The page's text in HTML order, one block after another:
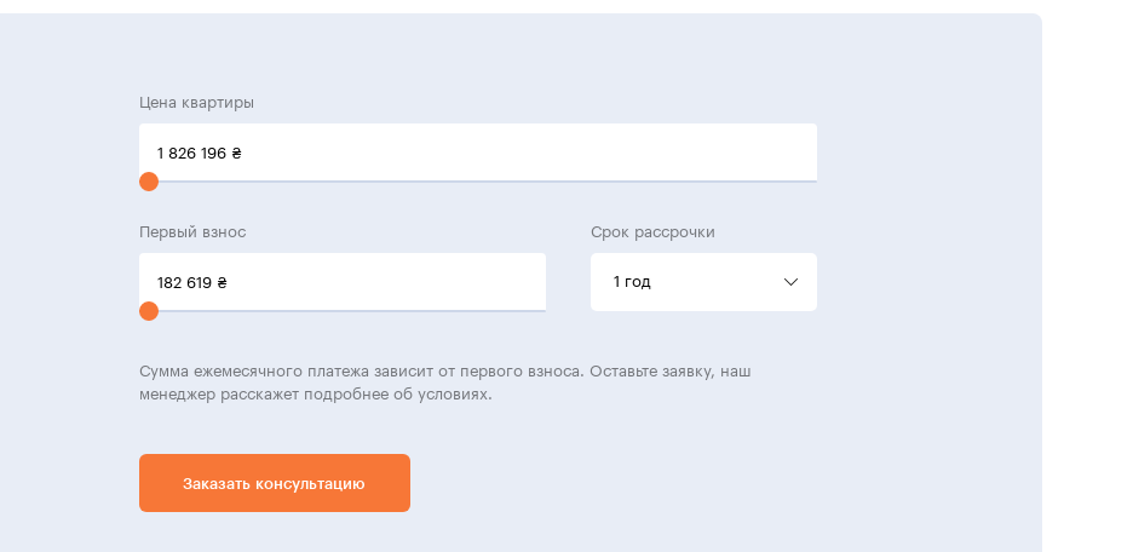
Цена квартиры
1 826 196 ₴
Первый взнос
182 619 ₴
Срок рассрочки
1 год
Сумма ежемесячного платежа зависит от первого взноса. Оставьте заявку, наш
менеджер расскажет подробнее об условиях.
Заказать консультацию